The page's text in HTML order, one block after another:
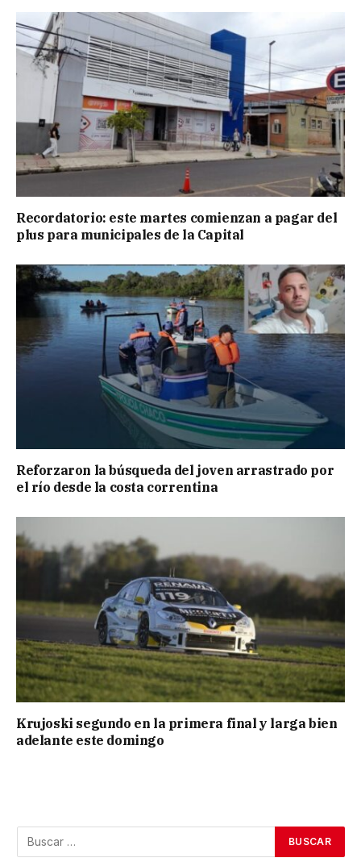
Recordatorio: este martes comienzan a pagar del
plus para municipales de la Capital
Reforzaron la búsqueda del joven arrastrado por
el río desde la costa correntina
Krujoski segundo en la primera final y larga bien
adelante este domingo